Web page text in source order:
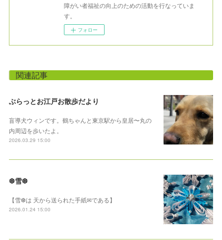
障がい者福祉の向上のための活動を行なっていま
す。
フォロー
関連記事
ぶらっとお江戸お散歩だより
盲導犬ウィンです。鶴ちゃんと東京駅から皇居〜丸の
内周辺を歩いたよ。
2026.03.29 15:00
❆雪❆
【雪❆は 天から送られた手紙✉である】
2026.01.24 15:00